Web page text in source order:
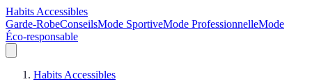
Habits Accessibles
Garde-RobeConseilsMode SportiveMode ProfessionnelleMode
Éco-responsable
Habits Accessibles